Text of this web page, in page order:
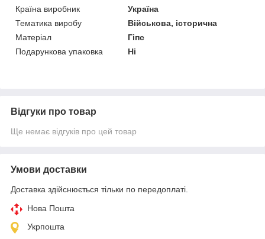
Країна виробник
Україна
Тематика виробу
Військова, історична
Матеріал
Гіпс
Подарункова упаковка
Ні
Відгуки про товар
Ще немає відгуків про цей товар
Умови доставки
Доставка здійснюється тільки по передоплаті.
Нова Пошта
Укрпошта